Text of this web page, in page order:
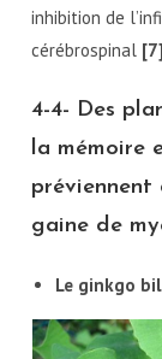
inhibition de
cérébrospinal
4-4- Des
la mémoire
préviennent
gaine de
Le ginkgo